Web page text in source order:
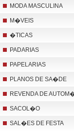
MODA MASCULINA
M�VEIS
�TICAS
PADARIAS
PAPELARIAS
PLANOS DE SA�DE
REVENDA DE
SACOL�O
SAL�ES DE FESTA